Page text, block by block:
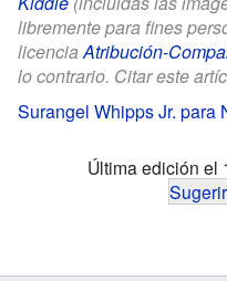
libremente para fines
licenciaAtribución-
lo contrario. Citar este
Surangel Whipps Jr. para
Última edición el